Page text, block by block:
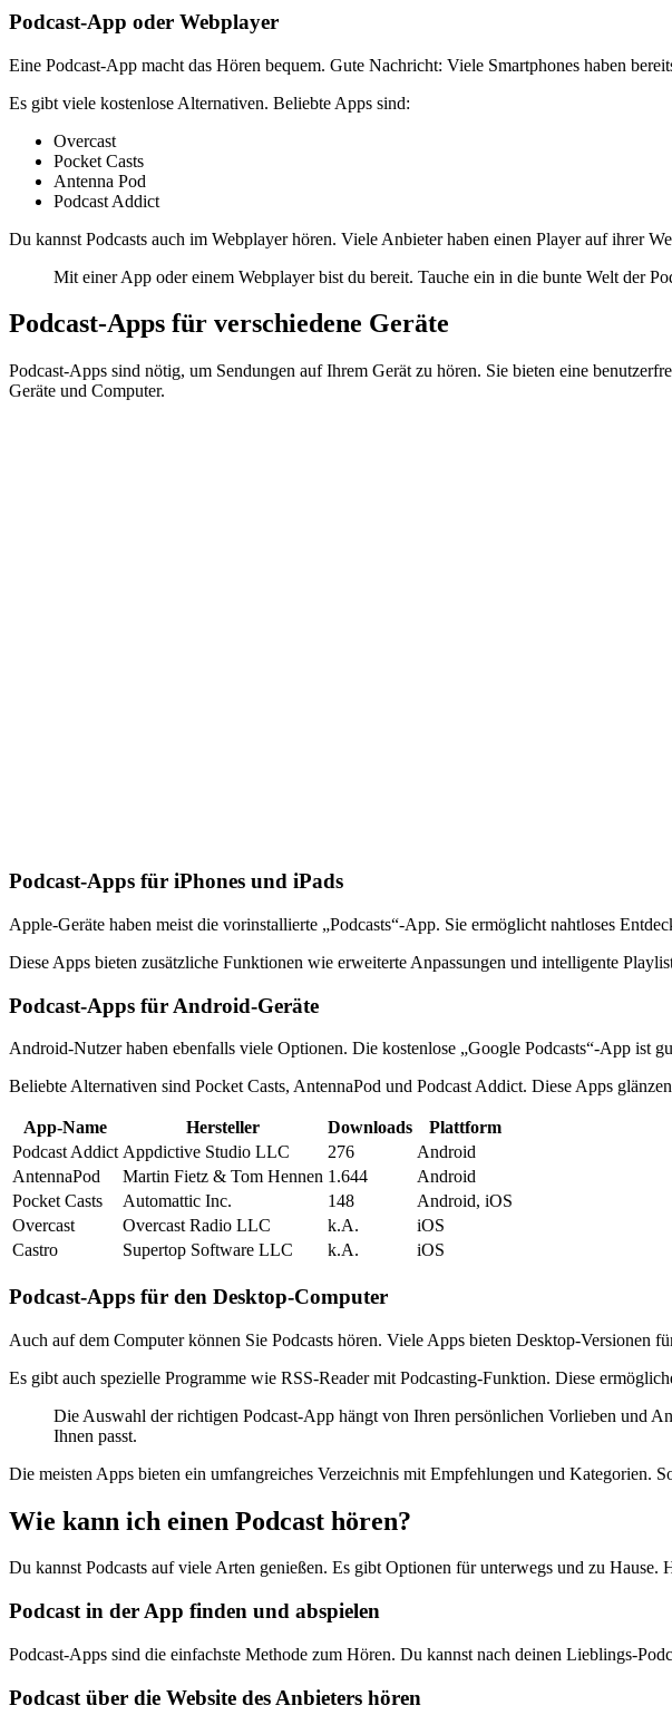
Podcast-App oder Webplayer
Eine Podcast-App macht das Hören bequem. Gute Nachricht: Viele Smartphones haben
Es gibt viele kostenlose Alternativen. Beliebte Apps sind:
Overcast
Pocket Casts
Antenna Pod
Podcast Addict
Du kannst Podcasts auch im Webplayer hören. Viele Anbieter haben einen Player auf ihrer
Mit einer App oder einem Webplayer bist du bereit. Tauche ein in die bunte Welt der
Podcast-Apps für verschiedene Geräte
Podcast-Apps sind nötig, um Sendungen auf Ihrem Gerät zu hören. Sie bieten eine
Geräte und Computer.
Podcast-Apps für iPhones und iPads
Apple-Geräte haben meist die vorinstallierte „Podcasts“-App. Sie ermöglicht nahtloses
Diese Apps bieten zusätzliche Funktionen wie erweiterte Anpassungen und intelligente
Podcast-Apps für Android-Geräte
Android-Nutzer haben ebenfalls viele Optionen. Die kostenlose „Google Podcasts“-App ist
Beliebte Alternativen sind Pocket Casts, AntennaPod und Podcast Addict. Diese Apps
App-Name Hersteller Downloads
Plattform
Podcast Addict Appdictive Studio LLC 276
Android
AntennaPod
Martin Fietz & Tom Hennen 1.644
Android
Pocket Casts
Automattic Inc. 148
Android, iOS
Overcast
Overcast Radio LLC k.A.
iOS
Castro
Supertop Software LLC k.A. iOS
Podcast-Apps für den Desktop-Computer
Auch auf dem Computer können Sie Podcasts hören. Viele Apps bieten Desktop-Versionen
Es gibt auch spezielle Programme wie RSS-Reader mit Podcasting-Funktion. Diese
Die Auswahl der richtigen Podcast-App hängt von Ihren persönlichen Vorlieben und
Ihnen passt.
Die meisten Apps bieten ein umfangreiches Verzeichnis mit Empfehlungen und Kategorien.
Wie kann ich einen Podcast hören?
Du kannst Podcasts auf viele Arten genießen. Es gibt Optionen für unterwegs und zu Hause.
Podcast in der App finden und abspielen
Podcast-Apps sind die einfachste Methode zum Hören. Du kannst nach deinen Lieblings-
Podcast über die Website des Anbieters hören